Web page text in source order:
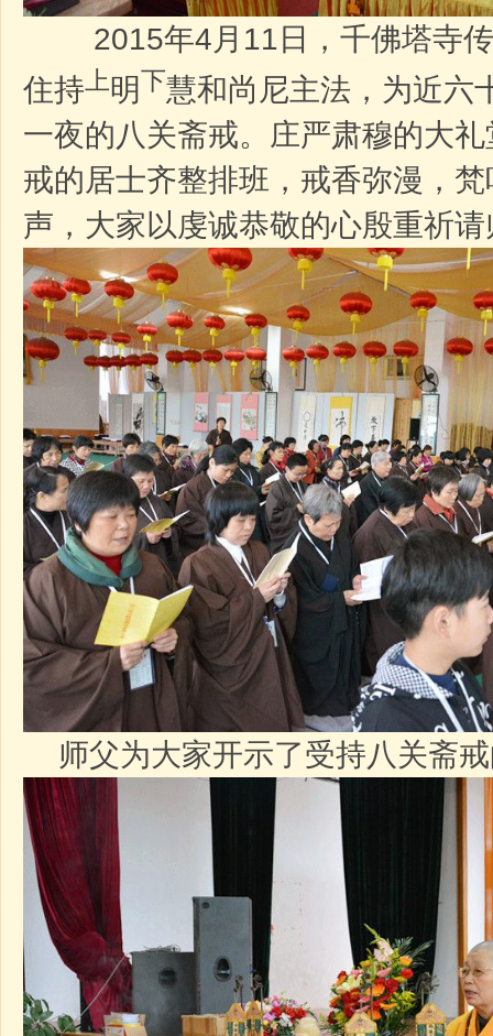
2015年4月11日，千佛塔寺传
住持 上明下慧和尚尼主法，为近六
一夜的八关斋戒。庄严肃穆的大
戒的居士齐整排班，戒香弥漫，
声，大家以虔诚恭敬的心殷重祈
师父为大家开示了受持八关斋